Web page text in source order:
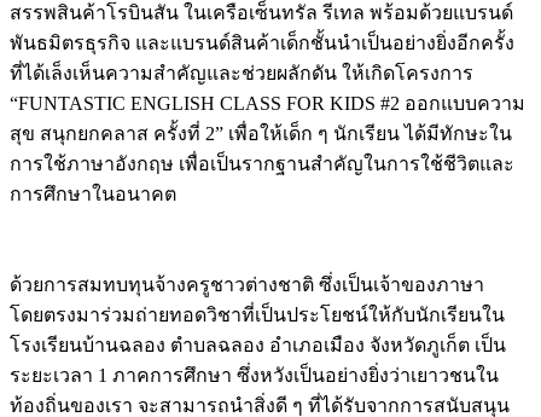
สรรพสินค้าโรบินสัน ในเครือเซ็นทรัล รีเทล พร้อมด้วยแบรนด์
พันธมิตรธุรกิจ และแบรนด์สินค้าเด็กชั้นนำเป็นอย่างยิ่งอีกครั้ง
ที่ได้เล็งเห็นความสำคัญและช่วยผลักดัน ให้เกิดโครงการ
“FUNTASTIC ENGLISH CLASS FOR KIDS #2 ออกแบบความ
สุข สนุกยกคลาส ครั้งที่ 2” เพื่อให้เด็ก ๆ นักเรียน ได้มีทักษะใน
การใช้ภาษาอังกฤษ เพื่อเป็นรากฐานสำคัญในการใช้ชีวิตและ
การศึกษาในอนาคต
ด้วยการสมทบทุนจ้างครูชาวต่างชาติ ซึ่งเป็นเจ้าของภาษา
โดยตรงมาร่วมถ่ายทอดวิชาที่เป็นประโยชน์ให้กับนักเรียนใน
โรงเรียนบ้านฉลอง ตำบลฉลอง อำเภอเมือง จังหวัดภูเก็ต เป็น
ระยะเวลา 1 ภาคการศึกษา ซึ่งหวังเป็นอย่างยิ่งว่าเยาวชนใน
ท้องถิ่นของเรา จะสามารถนำสิ่งดี ๆ ที่ได้รับจากการสนับสนุน